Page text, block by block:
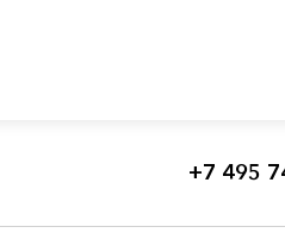
+7 495